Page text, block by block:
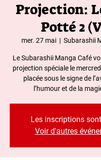
Projection:
Potté 2
mer. 27 mai
  |
Subarashii
Le Subarashii Manga Café
projection spéciale le
placée sous le signe de
l’humour et de la
Les inscriptions
Voir d'autres